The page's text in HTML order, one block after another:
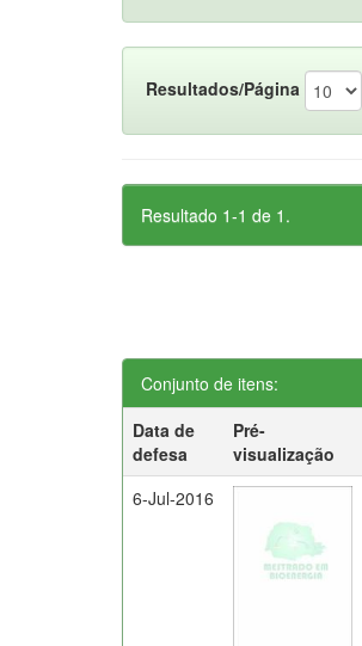
Resultados/Página
Resultado 1-1 de 1.
Conjunto de itens:
Data de
defesa
Pré-
visualização
6-Jul-2016